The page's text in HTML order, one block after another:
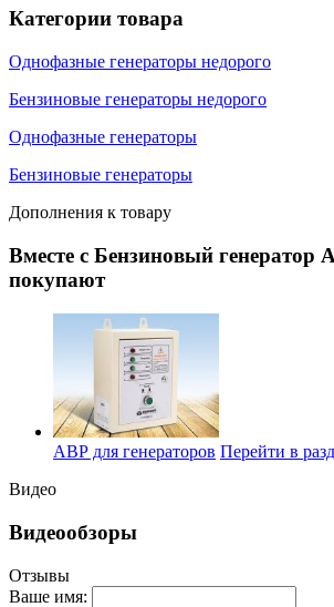
Категории товара
Однофазные генераторы недорого
Бензиновые генераторы недорого
Однофазные генераторы
Бензиновые генераторы
Дополнения к товару
Вместе с Бензиновый генератор
покупают
АВР для генераторов Перейти в
Видео
Видеообзоры
Отзывы
Ваше имя: